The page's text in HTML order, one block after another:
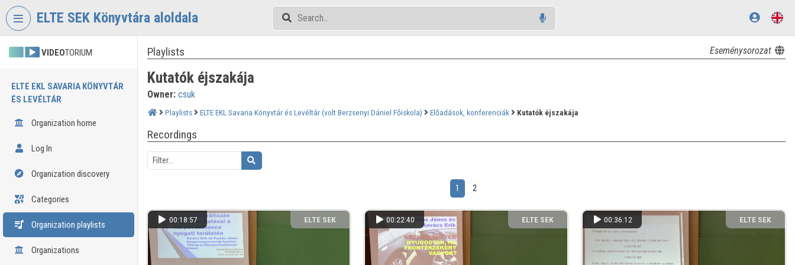
Skip header
ELTE SEK Könyvtára aloldala
VIDEOTORIUM
ELTE EKL SAVARIA KÖNYVTÁR
ÉS LEVÉLTÁR
Organization home
Log In
Organization discovery
Categories
Organization playlists
Organizations
Playlists Eseménysorozat
Kutatók éjszakája
Owner: csuk
Playlists ELTE EKL Savaria Könyvtár és Levéltár (volt Berzsenyi Dániel Főiskola) Előadások, konferenciák Kutatók éjszakája
Recordings
1 2
00:18:57
ELTE SEK
00:22:40
ELTE SEK
00:36:12
ELTE SEK